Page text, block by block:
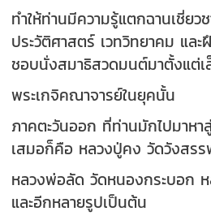
ทำให้ท่านมีความรู้แตกฉานเชี่ย
ประวัติศาสตร์ เวทวิทยาคม แล
ชอบนั่งสมาธิสวดมนต์มาตั้งแต่เ
พระเกจิคณาจารย์ในยุคนั้น
ภาคตะวันออก ที่ท่านมักไปมาห
เสมอก็คือ หลวงปู่คง วัดวังสร
หลวงพ่อลัด วัดหนองกระบอก
และอีกหลายรูปเป็นต้น